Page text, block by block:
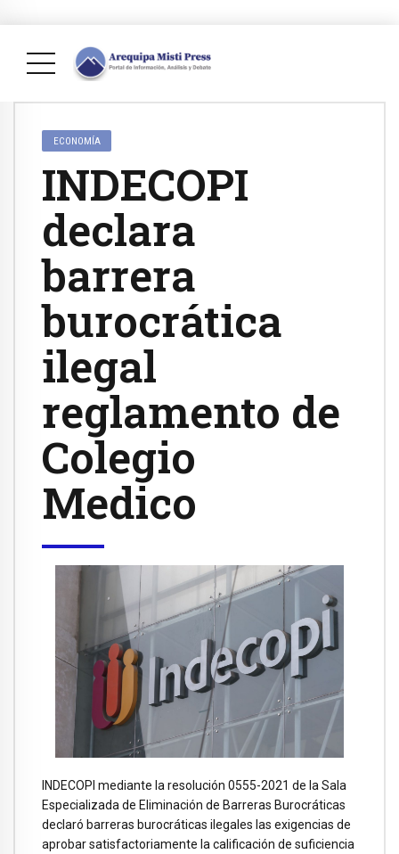
ECONOMÍA
INDECOPI
declara
barrera
burocrática
ilegal
reglamento de
Colegio
Medico
INDECOPI mediante la resolución 0555-2021 de la Sala
Especializada de Eliminación de Barreras Burocráticas
declaró barreras burocráticas ilegales las exigencias de
aprobar satisfactoriamente la calificación de suficiencia